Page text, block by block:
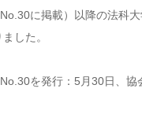
に掲載）以降の法科
した。
を発行：5月30日、協